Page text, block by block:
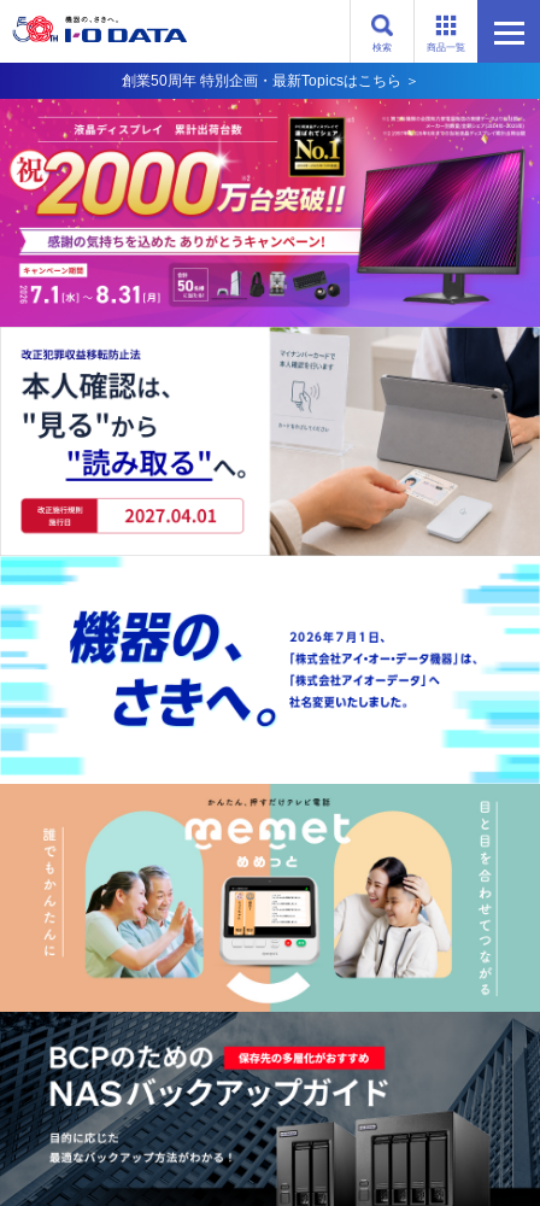
商品一覧
検索
創業50周年 特別企画・最新Topicsはこちら ＞